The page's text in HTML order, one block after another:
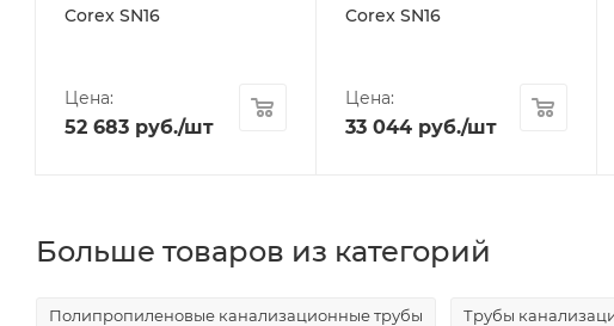
Corex SN16
Цена:
52 683 руб./шт
Corex SN16
Цена:
33 044руб./шт
Больше товаров из категорий
Полипропиленовые канализационные трубы Трубы